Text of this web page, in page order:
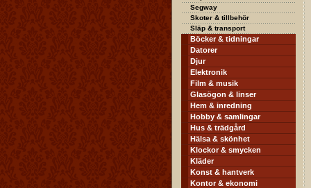
Segway
Skoter & tillbehör
Släp & transport
Böcker & tidningar
Datorer
Djur
Elektronik
Film & musik
Glasögon & linser
Hem & inredning
Hobby & samlingar
Hus & trädgård
Hälsa & skönhet
Klockor & smycken
Kläder
Konst & hantverk
Kontor & ekonomi